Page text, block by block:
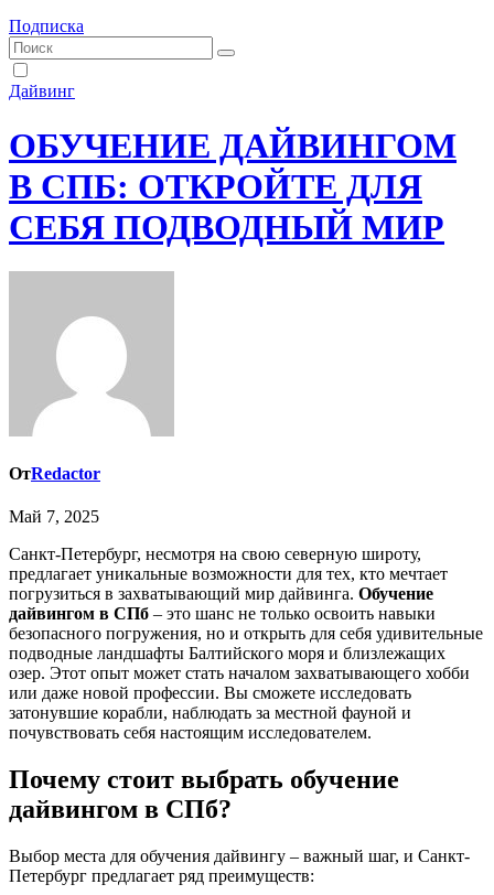
Подписка
Дайвинг
ОБУЧЕНИЕ ДАЙВИНГОМ
В СПБ: ОТКРОЙТЕ ДЛЯ
СЕБЯ ПОДВОДНЫЙ МИР
ОтRedactor
Май 7, 2025
Санкт-Петербург, несмотря на свою северную широту,
предлагает уникальные возможности для тех, кто мечтает
погрузиться в захватывающий мир дайвинга. Обучение
дайвингом в СПб – это шанс не только освоить навыки
безопасного погружения, но и открыть для себя удивительные
подводные ландшафты Балтийского моря и близлежащих
озер. Этот опыт может стать началом захватывающего хобби
или даже новой профессии. Вы сможете исследовать
затонувшие корабли, наблюдать за местной фауной и
почувствовать себя настоящим исследователем.
Почему стоит выбрать обучение
дайвингом в СПб?
Выбор места для обучения дайвингу – важный шаг, и Санкт-
Петербург предлагает ряд преимуществ: